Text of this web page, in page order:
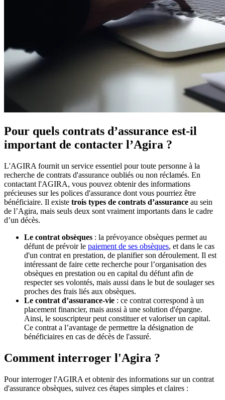
Pour quels contrats d’assurance est-il
important de contacter l’Agira ?
L'AGIRA fournit un service essentiel pour toute personne à la
recherche de contrats d'assurance oubliés ou non réclamés. En
contactant l'AGIRA, vous pouvez obtenir des informations
précieuses sur les polices d'assurance dont vous pourriez être
bénéficiaire. Il existe trois types de contrats d’assurance au sein
de l’Agira, mais seuls deux sont vraiment importants dans le cadre
d’un décès.
Le contrat obsèques : la prévoyance obsèques permet au
défunt de prévoir le paiement de ses obsèques, et dans le cas
d'un contrat en prestation, de planifier son déroulement. Il est
intéressant de faire cette recherche pour l’organisation des
obsèques en prestation ou en capital du défunt afin de
respecter ses volontés, mais aussi dans le but de soulager ses
proches des frais liés aux obsèques.
Le contrat d’assurance-vie : ce contrat correspond à un
placement financier, mais aussi à une solution d'épargne.
Ainsi, le souscripteur peut constituer et valoriser un capital.
Ce contrat a l’avantage de permettre la désignation de
bénéficiaires en cas de décès de l'assuré.
Comment interroger l'Agira ?
Pour interroger l'AGIRA et obtenir des informations sur un contrat
d'assurance obsèques, suivez ces étapes simples et claires :